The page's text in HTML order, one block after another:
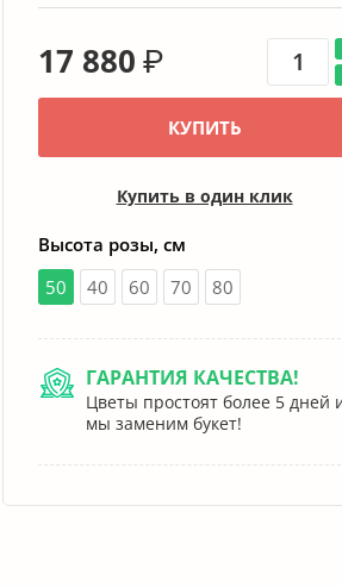
17 880 ₽
КУПИТЬ
Купить в один клик
Высота розы, см
50
40 60 70 80
ГАРАНТИЯ КАЧЕСТВА!
Цветы простоят более 5 дней
мы заменим букет!